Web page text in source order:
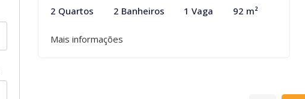
2 Quartos 2 Banheiros 1 Vaga 92 m²
Mais informações